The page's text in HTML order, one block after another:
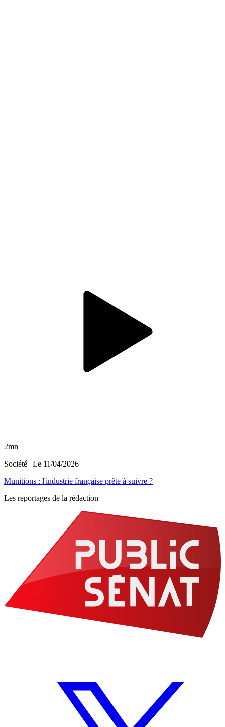
2mn
Société | Le 11/04/2026
Munitions : l'industrie française prête à suivre ?
Les reportages de la rédaction